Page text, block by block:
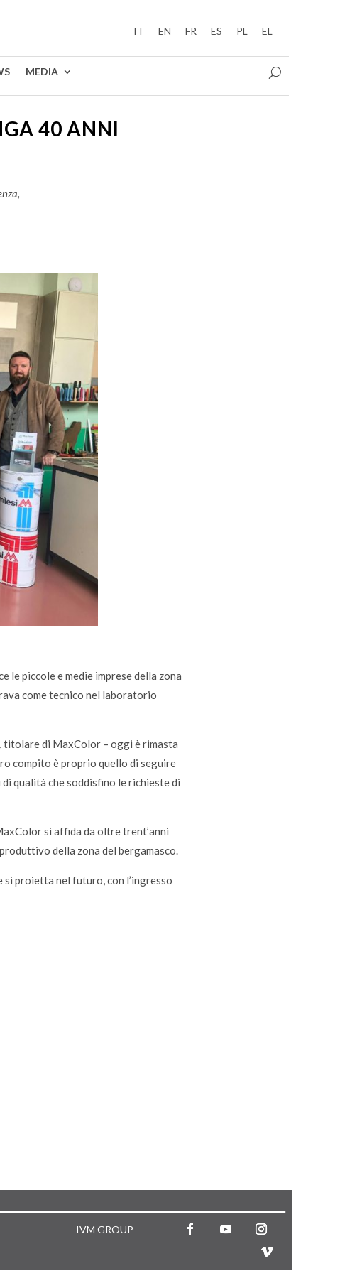
IT EN FR ES PL EL
MEDIA
40 ANNI
le piccole e medie imprese della zona
come tecnico nel laboratorio
titolare di MaxColor – oggi è rimasta
compito è proprio quello di seguire
qualità che soddisfino le richieste di
si affida da oltre trent’anni
della zona del bergamasco.
si proietta nel futuro, con l’ingresso
IVM GROUP